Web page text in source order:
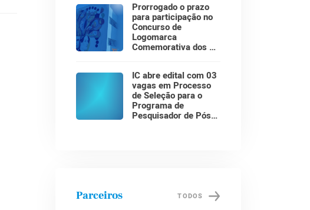
Prorrogado o prazo
para participação no
Concurso de
Logomarca
Comemorativa dos 30
IC abre edital com 03
vagas em Processo
de Seleção para o
Programa de
Pesquisador de Pós-
Parceiros TODOS